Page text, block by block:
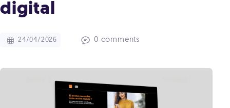
digital
24/04/2026 0 comments